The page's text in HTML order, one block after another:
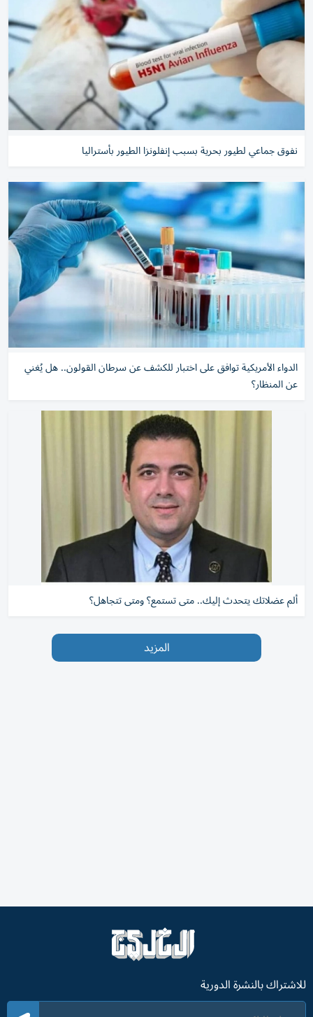
نفوق جماعي لطيور بحرية بسبب إنفلونزا الطيور بأستراليا
الدواء الأمريكية توافق على اختبار للكشف عن سرطان القولون.. هل يُغني
عن المنظار؟
ألم عضلاتك يتحدث إليك.. متى تستمع؟ ومتى تتجاهل؟
المزيد
للاشتراك بالنشرة الدورية